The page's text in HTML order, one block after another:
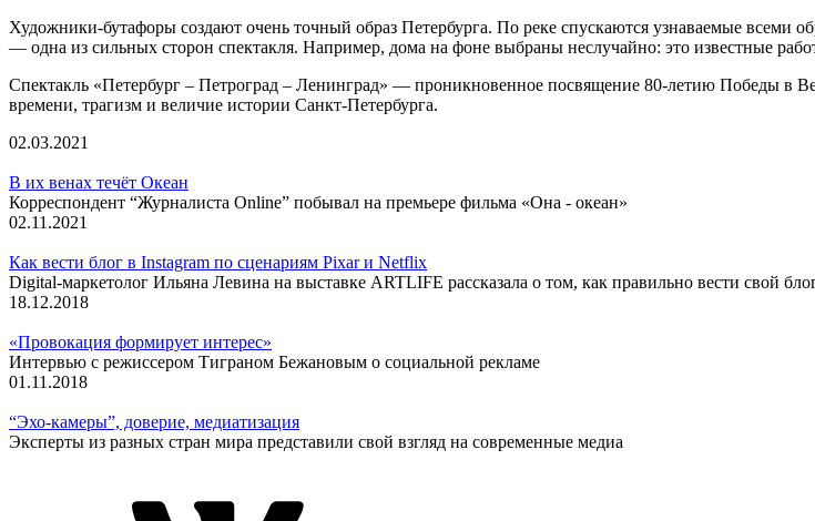
Художники-бутафоры создают очень точный образ Петербурга. По реке спускаются узнаваемые
— одна из сильных сторон спектакля. Например, дома на фоне выбраны неслучайно: это известные
Спектакль «Петербург – Петроград – Ленинград» — проникновенное посвящение 80-летию Победы в
времени, трагизм и величие истории Санкт-Петербурга.
02.03.2021
В их венах течёт Океан
Корреспондент “Журналиста Online” побывал на премьере фильма «Она - океан»
02.11.2021
Как вести блог в Instagram по сценариям Pixar и Netflix
Digital-маркетолог Ильяна Левина на выставке ARTLIFE рассказала о том, как правильно вести свой
18.12.2018
«Провокация формирует интерес»
Интервью с режиссером Тиграном Бежановым о социальной рекламе
01.11.2018
“Эхо-камеры”, доверие, медиатизация
Эксперты из разных стран мира представили свой взгляд на современные медиа